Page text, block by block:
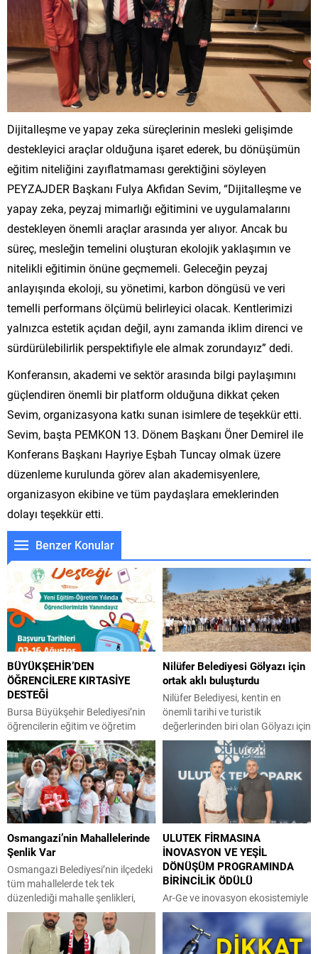
Dijitalleşme ve yapay zeka süreçlerinin mesleki gelişimde
destekleyici araçlar olduğuna işaret ederek, bu dönüşümün
eğitim niteliğini zayıflatmaması gerektiğini söyleyen
PEYZAJDER Başkanı Fulya Akfidan Sevim, “Dijitalleşme ve
yapay zeka, peyzaj mimarlığı eğitimini ve uygulamalarını
destekleyen önemli araçlar arasında yer alıyor. Ancak bu
süreç, mesleğin temelini oluşturan ekolojik yaklaşımın ve
nitelikli eğitimin önüne geçmemeli. Geleceğin peyzaj
anlayışında ekoloji, su yönetimi, karbon döngüsü ve veri
temelli performans ölçümü belirleyici olacak. Kentlerimizi
yalnızca estetik açıdan değil, aynı zamanda iklim direnci ve
sürdürülebilirlik perspektifiyle ele almak zorundayız” dedi.
Konferansın, akademi ve sektör arasında bilgi paylaşımını
güçlendiren önemli bir platform olduğuna dikkat çeken
Sevim, organizasyona katkı sunan isimlere de teşekkür etti.
Sevim, başta PEMKON 13. Dönem Başkanı Öner Demirel ile
Konferans Başkanı Hayriye Eşbah Tuncay olmak üzere
düzenleme kurulunda görev alan akademisyenlere,
organizasyon ekibine ve tüm paydaşlara emeklerinden
dolayı teşekkür etti.
Benzer Konular
BÜYÜKŞEHİR’DEN
ÖĞRENCİLERE KIRTASİYE
DESTEĞİ
Bursa Büyükşehir Belediyesi’nin
öğrencilerin eğitim ve öğretim
hayatına katkıda bulunmak
amacıyla hayata geçirdiği
‘Kırtasiye Desteği’ne başvurular
başladı. Büyükşehir Belediyesi,
Bursa Yuvam Çocuk Etkinlik
Merkezleri’nden YKS Hazırlık
Kursları ve üniversite tercih
desteğine kadar eğitimin her
kademesinde öğrencilere ve
ailelerine destek olmayı
sürdürüyor. Bu kapsamda ilkokul,
ortaokul ve lise öğrencilerine
verilecek ‘Kırtasiye...
Nilüfer Belediyesi Gölyazı için
ortak aklı buluşturdu
Nilüfer Belediyesi, kentin en
önemli tarihi ve turistik
değerlerinden biri olan Gölyazı için
çalıştay düzenledi. Aziz
Panteleimon Kilisesi’ndeki
çalıştayda bölgenin arkeolojik
değerleri ve doğal güzellikleriyle
dünya standartlarında bir turizm
destinasyonuna dönüştürülmesi
hedefi vurgulandı. Nilüfer
Belediyesi, tarihi ve turistik
özellikleri ile öne çıkan Gölyazı için
kapsamlı bir çalıştay düzenledi.
Gölyazı Aziz...
Osmangazi’nin Mahallelerinde
Şenlik Var
Osmangazi Belediyesi’nin ilçedeki
tüm mahallelerde tek tek
düzenlediği mahalle şenlikleri,
Osmangazililere eğlence dolu
anlar yaşatmaya devam ediyor.
Osmangazi ilçesinde yaşayan
ULUTEK FİRMASINA
İNOVASYON VE YEŞİL
DÖNÜŞÜM PROGRAMINDA
BİRİNCİLİK ÖDÜLÜ
Ar-Ge ve inovasyon ekosistemiyle
teknoloji tabanlı firmaların
gelişimine katkı sağlayan ULUTEK
Teknopark bünyesinde faaliyet